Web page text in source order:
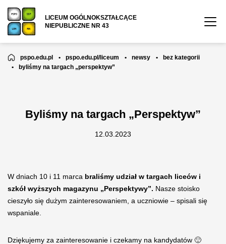
LICEUM OGÓLNOKSZTAŁCĄCE
NIEPUBLICZNE NR 43
pspo.edu.pl • pspo.edu.pl/liceum • newsy •
bez kategorii
•
byliśmy na targach „perspektyw”
Byliśmy na targach „Perspektyw”
12.03.2023
W dniach 10 i 11 marca braliśmy udział w targach liceów i
szkół wyższych magazynu „Perspektywy”. Nasze stoisko
cieszyło się dużym zainteresowaniem, a uczniowie – spisali się
wspaniale.
Dziękujemy za zainteresowanie i czekamy na kandydatów 🙂